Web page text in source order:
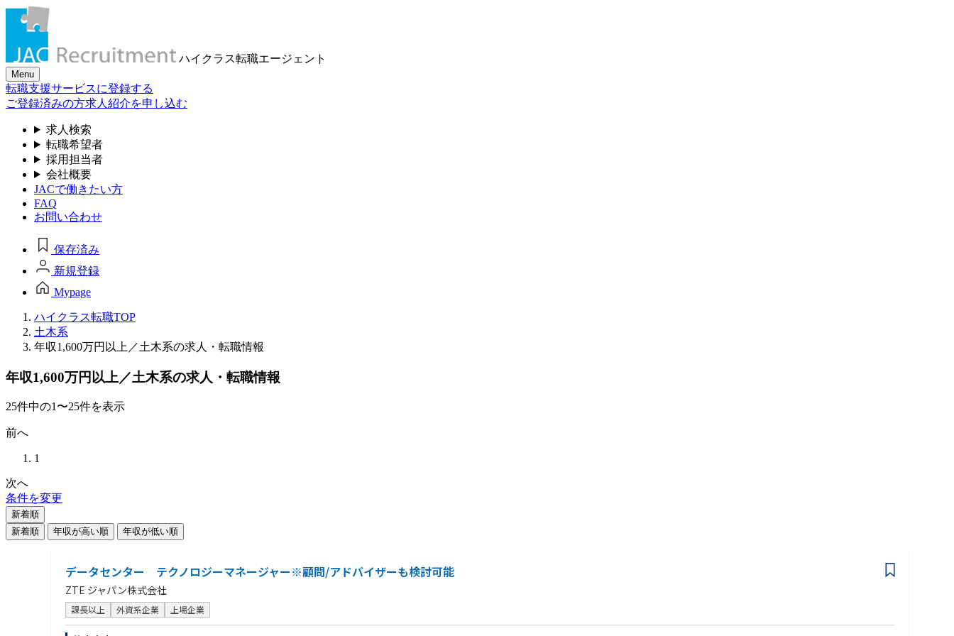
ハイクラス転職エージェント
Menu
転職支援サービスに登録する
ご登録済みの方求人紹介を申し込む
求人検索
転職希望者
採用担当者
会社概要
JACで働きたい方
FAQ
お問い合わせ
保存済み
新規登録
Mypage
ハイクラス転職TOP
土木系
年収1,600万円以上／土木系の求人・転職情報
年収1,600万円以上／土木系の求人・転職情報
25件中の1〜25件を表示
前へ
1
次へ
条件を変更
新着順
新着順
年収が高い順 年収が低い順
データセンター テクノロジーマネージャー※顧問/アドバイザーも検討可能
ZTE ジャパン株式会社
課長以上 外資系企業 上場企業